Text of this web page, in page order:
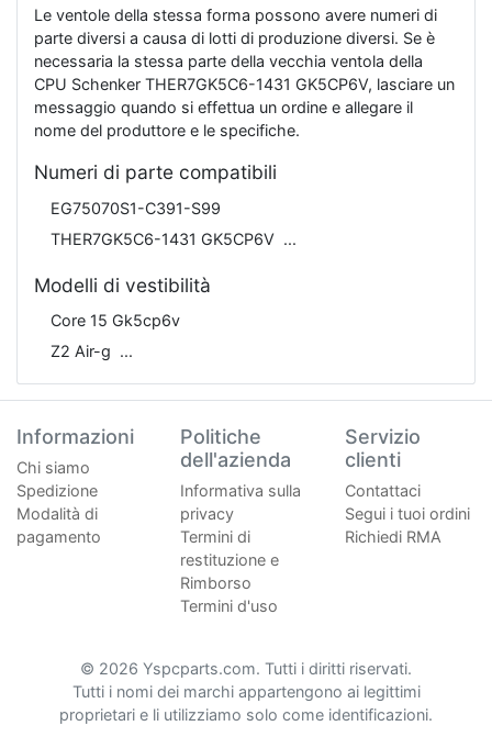
Le ventole della stessa forma possono avere numeri di
parte diversi a causa di lotti di produzione diversi. Se è
necessaria la stessa parte della vecchia ventola della
CPU Schenker THER7GK5C6-1431 GK5CP6V, lasciare un
messaggio quando si effettua un ordine e allegare il
nome del produttore e le specifiche.
Numeri di parte compatibili
EG75070S1-C391-S99
THER7GK5C6-1431 GK5CP6V
Modelli di vestibilità
Core 15 Gk5cp6v
Z2 Air-g
Informazioni
Chi siamo
Spedizione
Modalità di
pagamento
Politiche
dell'azienda
Informativa sulla
privacy
Termini di
restituzione e
Rimborso
Termini d'uso
Servizio
clienti
Contattaci
Segui i tuoi ordini
Richiedi RMA
© 2026 Yspcparts.com. Tutti i diritti riservati.
Tutti i nomi dei marchi appartengono ai legittimi
proprietari e li utilizziamo solo come identificazioni.